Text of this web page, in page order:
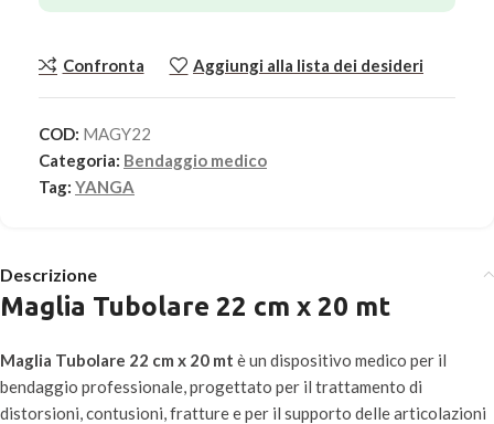
Confronta Aggiungi alla lista dei desideri
COD: MAGY22
Categoria: Bendaggio medico
Tag: YANGA
Descrizione
Maglia Tubolare 22 cm x 20 mt
Maglia Tubolare 22 cm x 20 mt è un dispositivo medico per il
bendaggio professionale, progettato per il trattamento di
distorsioni, contusioni, fratture e per il supporto delle articolazioni